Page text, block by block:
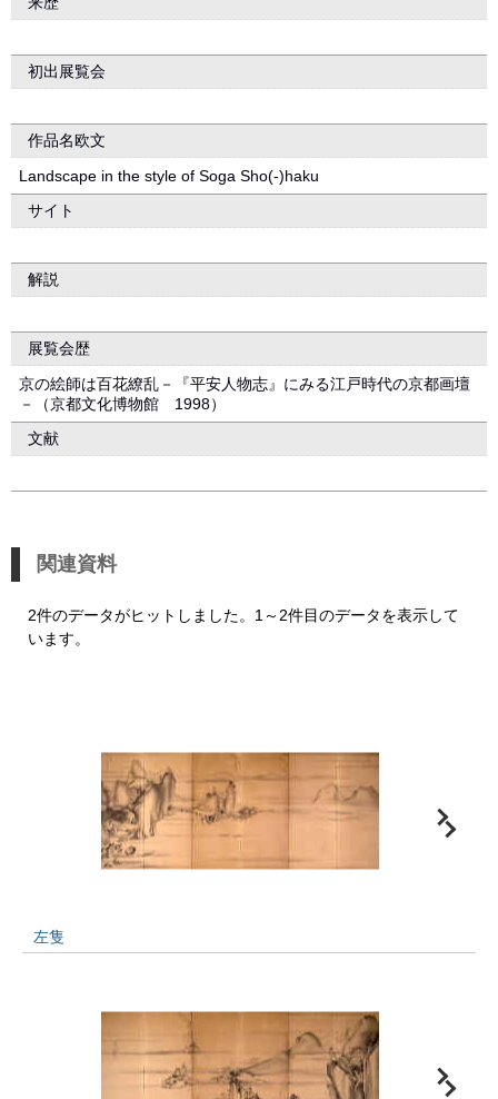
初出展覧会
作品名欧文
Landscape in the style of Soga Sho(-)haku
サイト
解説
展覧会歴
京の絵師は百花繚乱－『平安人物志』にみる江戸時代の京都画壇
－（京都文化博物館 1998）
文献
関連資料
2件のデータがヒットしました。1～2件目のデータを表示して
います。
左隻